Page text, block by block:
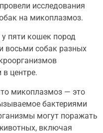
исследования
на микоплазмоз.
пяти кошек пород
восьми собак разных
центре.
микоплазмоз — это
бактериями
могут поражать
включая